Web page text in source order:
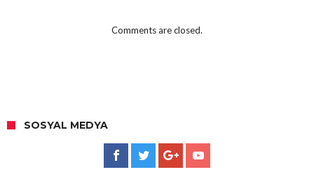
Comments are closed.
SOSYAL MEDYA